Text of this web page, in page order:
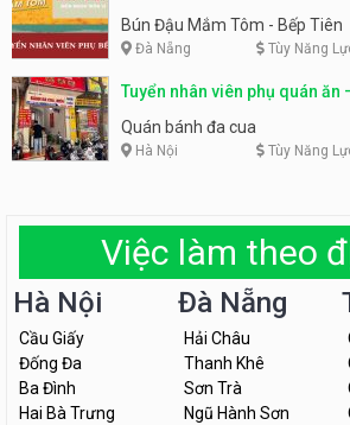
Tiên
Bún Đậu Mắm Tôm - Bếp Tiên
Đà Nẵng Tùy Năng
Tuyển nhân viên phụ quán ăn
Quán bánh đa cua
Hà Nội Tùy Năng
Việc làm theo
Hà Nội
Cầu Giấy
Đống Đa
Ba Đình
Hai Bà Trưng
Đà Nẵng
Hải Châu
Thanh Khê
Sơn Trà
Ngũ Hành Sơn